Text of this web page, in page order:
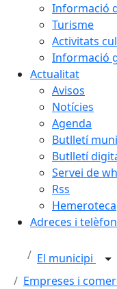
Informació
Turisme
Activitats
Informació
Actualitat
Avisos
Notícies
Agenda
Butlletí
Butlletí
Servei de
Rss
Hemeroteca
Adreces i
El municipi
Empreses i